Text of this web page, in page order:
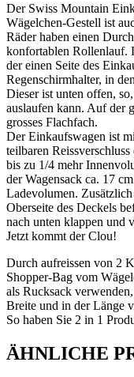
Der Swiss Mountain
Wägelchen-Gestell ist
Räder haben einen
konfortablen Rollenlauf.
der einen Seite des
Regenschirmhalter, in
Dieser ist unten offen,
auslaufen kann. Auf der
grosses Flachfach.
Der Einkaufswagen ist
teilbaren
bis zu 1/4 mehr
der Wagensack ca. 17
Ladevolumen.
Oberseite des Deckels
nach unten klappen und
Jetzt kommt der Clou!
Durch aufreissen von 2
Shopper-Bag vom
als Rucksack
Breite und in der Länge
So haben Sie 2 in 1
ÄHNLICHE